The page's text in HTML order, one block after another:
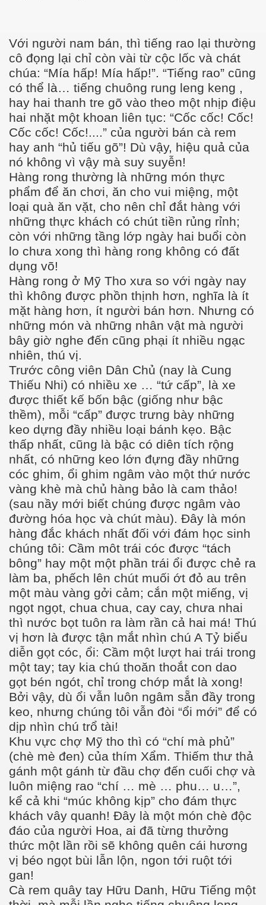
Với người nam bán, thì tiếng rao lại thường
cô đọng lại chỉ còn vài từ cộc lốc và chát
chúa: “Mía hấp! Mía hấp!”. “Tiếng rao” cũng
có thể là… tiếng chuông rung leng keng ,
hay hai thanh tre gõ vào theo một nhịp điệu
hai nhặt một khoan liên tục: “Cốc cốc! Cốc!
Cốc cốc! Cốc!....” của người bán cà rem
hay anh “hủ tiếu gõ”! Dù vậy, hiệu quả của
nó không vì vậy mà suy suyễn!
Hàng rong thường là những món thực
phẩm để ăn chơi, ăn cho vui miệng, một
loại quà ăn vặt, cho nên chỉ đắt hàng với
những thực khách có chút tiền rủng rỉnh;
còn với những tầng lớp ngày hai buổi còn
lo chưa xong thì hàng rong không có đất
dụng võ!
Hàng rong ở Mỹ Tho xưa so với ngày nay
thì không được phồn thịnh hơn, nghĩa là ít
mặt hàng hơn, ít người bán hơn. Nhưng có
những món và những nhân vật mà người
bây giờ nghe đến cũng phại ít nhiều ngạc
nhiên, thú vị.
Trước công viên Dân Chủ (nay là Cung
Thiếu Nhi) có nhiều xe … “tứ cấp”, là xe
được thiết kế bốn bậc (giống như bậc
thềm), mỗi “cấp” được trưng bày những
keo dựng đầy nhiều loại bánh kẹo. Bậc
thấp nhất, cũng là bậc có diên tích rộng
nhất, có những keo lớn đựng đầy những
cóc ghim, ổi ghim ngâm vào một thứ nước
vàng khè mà chủ hàng bảo là cam thảo!
(sau nầy mới biết chúng được ngâm vào
đường hóa học và chút màu). Đây là món
hàng đắc khách nhất đối với đám học sinh
chúng tôi: Cầm môt trái cóc được “tách
bông” hay một một phần trái ổi được chẻ ra
làm ba, phếch lên chút muối ớt đỏ au trên
một màu vàng gởi cảm; cắn một miếng, vị
ngọt ngọt, chua chua, cay cay, chưa nhai
thì nước bọt tuôn ra làm rần cả hai má! Thú
vị hơn là được tận mắt nhìn chú A Tỷ biểu
diễn gọt cóc, ổi: Cầm một lượt hai trái trong
một tay; tay kia chú thoăn thoắt con dao
gọt bén ngót, chỉ trong chớp mắt là xong!
Bởi vậy, dù ổi vẫn luôn ngâm sẵn đầy trong
keo, nhưng chúng tôi vẫn đòi “ổi mới” để có
dịp nhìn chú trổ tài!
Khu vực chợ Mỹ tho thì có “chí mà phủ”
(chè mè đen) của thím Xẩm. Thiếm thư thả
gánh một gánh từ đầu chợ đến cuối chợ và
luôn miệng rao “chí … mè … phu… u…”,
kể cả khi “múc không kịp” cho đám thực
khách vây quanh! Đây là một món chè độc
đáo của người Hoa, ai đã từng thưởng
thức một lần rồi sẽ không quên cái hương
vị béo ngọt bùi lẫn lộn, ngon tới ruột tới
gan!
Cà rem quây tay Hữu Danh, Hữu Tiếng một
đi xa